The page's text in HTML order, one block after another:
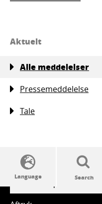
Aktuelt
Alle meddelelser
Pressemeddelelse
Tale
SSW politics from A to Z